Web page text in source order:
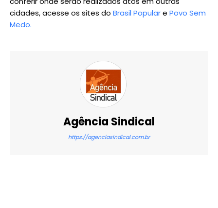
cidades, acesse os sites do Brasil Populare Povo Sem
Medo.
Agência Sindical
https://agenciasindical.com.br